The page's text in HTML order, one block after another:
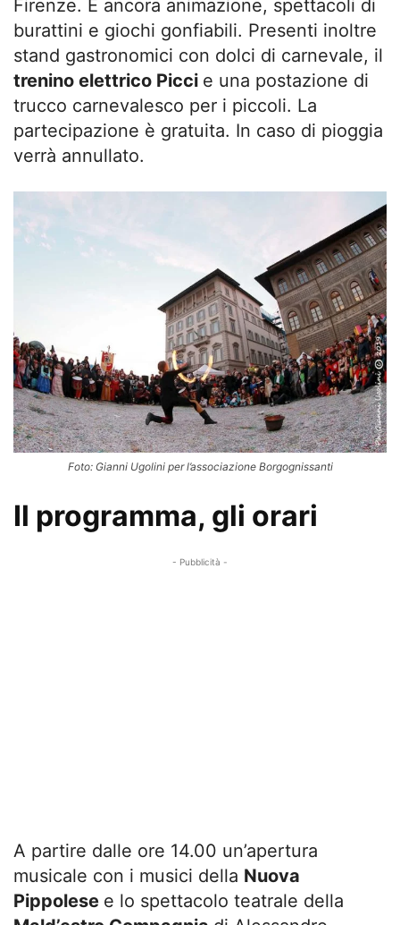
Firenze. E ancora animazione, spettacoli di
burattini e giochi gonfiabili. Presenti inoltre
stand gastronomici con dolci di carnevale, il
trenino elettrico Picci e una postazione di
trucco carnevalesco per i piccoli. La
partecipazione è gratuita. In caso di pioggia
verrà annullato.
Foto: Gianni Ugolini per l’associazione Borgognissanti
Il programma, gli orari
- Pubblicità -
A partire dalle ore 14.00 un’apertura
musicale con i musici della Nuova
Pippolese e lo spettacolo teatrale della